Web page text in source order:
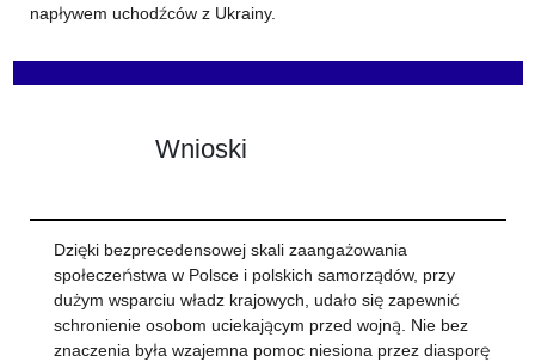
napływem uchodźców z Ukrainy.
Wnioski
Dzięki bezprecedensowej skali zaangażowania
społeczeństwa w Polsce i polskich samorządów, przy
dużym wsparciu władz krajowych, udało się zapewnić
schronienie osobom uciekającym przed wojną. Nie bez
znaczenia była wzajemna pomoc niesiona przez diasporę